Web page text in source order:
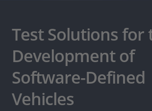
Test Solutions for
Development of
Software-Defined
Vehicles